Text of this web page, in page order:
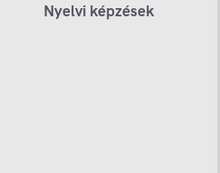
Nyelvi képzések